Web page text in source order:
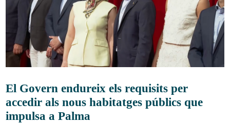
El Govern endureix els requisits per
accedir als nous habitatges públics que
impulsa a Palma